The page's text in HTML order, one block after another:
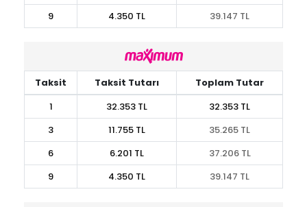
9
4.350 TL 39.147 TL
Taksit Taksit Tutarı
Toplam Tutar
1
32.353 TL
32.353 TL
3
11.755 TL
35.265 TL
6
6.201 TL
37.206 TL
9
4.350 TL 39.147 TL